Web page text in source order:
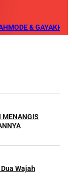
MODE & GAYA
MENANGIS
Wajah